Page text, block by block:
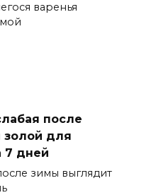
варенья
после
золой для
7 дней
зимы выглядит